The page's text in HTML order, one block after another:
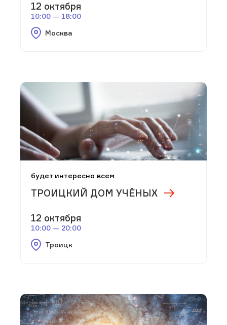
12 октября
10:00 — 18:00
Москва
будет интересно всем
ТРОИЦКИЙ ДОМ УЧЁНЫХ
12 октября
10:00 — 20:00
Троицк